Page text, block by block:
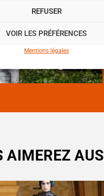
REFUSER
VOIR LES PRÉFÉRENCES
Mentions légales
AIMEREZ